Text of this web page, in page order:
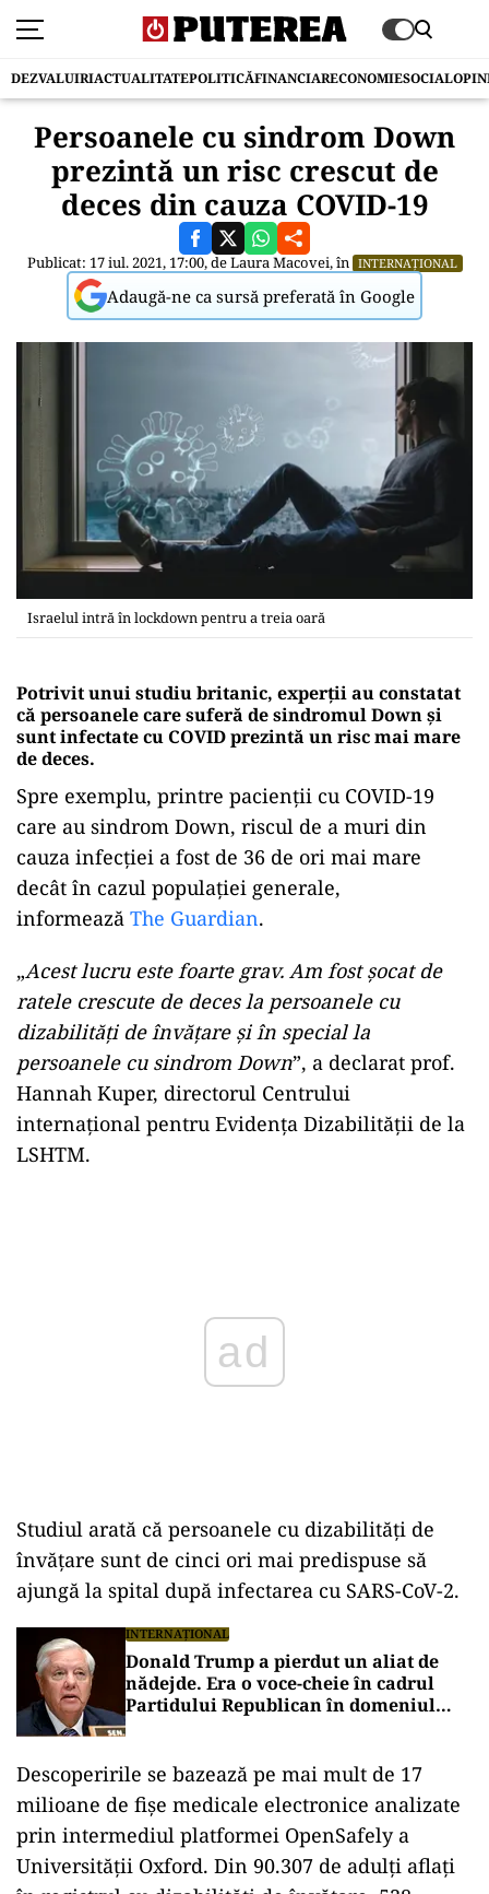
DEZVALUIRIACTUALITATEPOLITICĂFINANCIARECONOMIESOCIAL
Persoanele cu sindrom Down
prezintă un risc crescut de
deces din cauza COVID-19
Publicat: 17 iul. 2021, 17:00, deLaura Macovei, în INTERNAȚIONAL
Adaugă-ne ca sursă preferată în Google
Israelul intră în lockdown pentru a treia oară
Potrivit unui studiu britanic, experții au constatat
că persoanele care suferă de sindromul Down și
sunt infectate cu COVID prezintă un risc mai mare
de deces.
Spre exemplu, printre pacienţii cu COVID-19
care au sindrom Down, riscul de a muri din
cauza infecţiei a fost de 36 de ori mai mare
decât în ​​cazul populaţiei generale,
informează The Guardian.
„Acest lucru este foarte grav. Am fost şocat de
ratele crescute de deces la persoanele cu
dizabilităţi de învăţare şi în special la
persoanele cu sindrom Down”, a declarat prof.
Hannah Kuper, directorul Centrului
internaţional pentru Evidenţa Dizabilităţii de la
LSHTM.
Studiul arată că persoanele cu dizabilităţi de
învăţare sunt de cinci ori mai predispuse să
ajungă la spital după infectarea cu SARS-CoV-2.
INTERNAȚIONAL
Donald Trump a pierdut un aliat de
nădejde. Era o voce-cheie în cadrul
Partidului Republican în domeniul
Descoperirile se bazează pe mai mult de 17
milioane de fişe medicale electronice analizate
prin intermediul platformei OpenSafely a
Universităţii Oxford. Din 90.307 de adulţi aflaţi